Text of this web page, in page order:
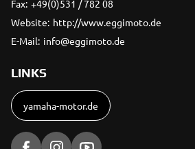
Fax: +49(0)531 / 782 08
Website: http://www.eggimoto.de
E-Mail: info@eggimoto.de
LINKS
yamaha-motor.de